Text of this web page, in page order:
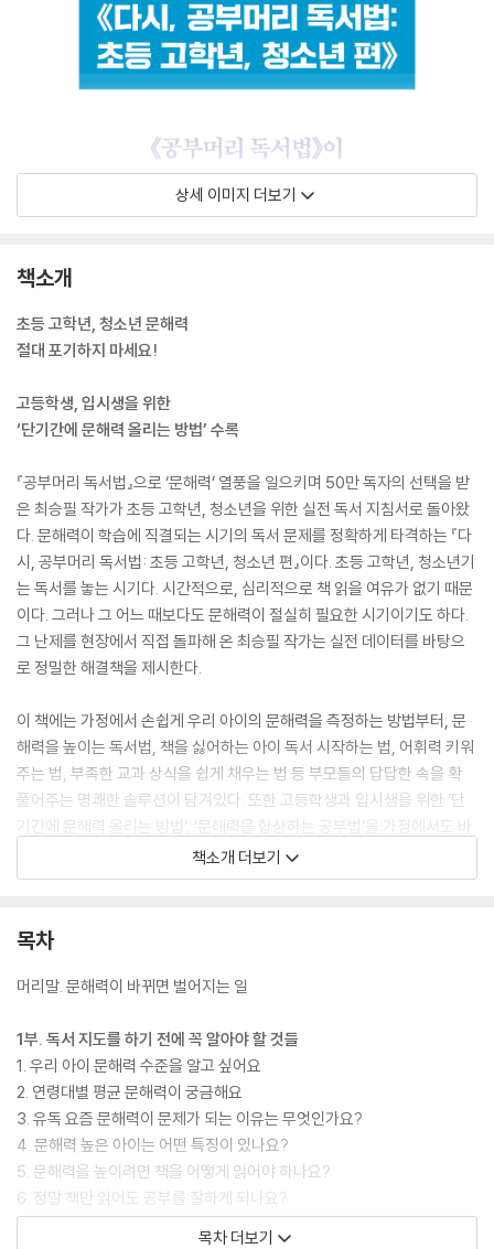
상세 이미지 더보기
책소개
초등 고학년, 청소년 문해력
절대 포기하지 마세요!
고등학생, 입시생을 위한
‘단기간에 문해력 올리는 방법’ 수록
『공부머리 독서법』으로 ‘문해력’ 열풍을 일으키며 50만 독자의 선택을 받
은 최승필 작가가 초등 고학년, 청소년을 위한 실전 독서 지침서로 돌아왔
다. 문해력이 학습에 직결되는 시기의 독서 문제를 정확하게 타격하는 『다
시, 공부머리 독서법: 초등 고학년, 청소년 편』이다. 초등 고학년, 청소년기
는 독서를 놓는 시기다. 시간적으로, 심리적으로 책 읽을 여유가 없기 때문
이다. 그러나 그 어느 때보다도 문해력이 절실히 필요한 시기이기도 하다.
그 난제를 현장에서 직접 돌파해 온 최승필 작가는 실전 데이터를 바탕으
로 정밀한 해결책을 제시한다.
이 책에는 가정에서 손쉽게 우리 아이의 문해력을 측정하는 방법부터, 문
해력을 높이는 독서법, 책을 싫어하는 아이 독서 시작하는 법, 어휘력 키워
주는 법, 부족한 교과 상식을 쉽게 채우는 법 등 부모들의 답답한 속을 확
풀어주는 명쾌한 솔루션이 담겨있다. 또한 고등학생과 입시생을 위한 ‘단
기간에 문해력 올리는 방법’, ‘문해력을 향상하는 공부법’을 가정에서도 바
로 적용할 수 있도록 상세한 프로그램을 소개한다.
이가 학습 의지를 갖게 되었을 때는 이야기가 완전히 달라진다. 얼마나 높
더군다나 유튜브와 숏폼에 중독된 시대에는 문해력의 격차가 실력의 격차
이가 꿈을 이루는 데 낮은 문해력이 걸림돌이 되지 않게 해주는 가장 현실
적인 해법이 될 것이다.
책소개 더보기
목차
머리말. 문해력이 바뀌면 벌어지는 일
1부. 독서 지도를 하기 전에 꼭 알아야 할 것들
1. 우리 아이 문해력 수준을 알고 싶어요
2. 연령대별 평균 문해력이 궁금해요
3. 유독 요즘 문해력이 문제가 되는 이유는 무엇인가요?
4. 문해력 높은 아이는 어떤 특징이 있나요?
5. 문해력을 높이려면 책을 어떻게 읽어야 하나요?
6. 정말 책만 읽어도 공부를 잘하게 되나요?
7. 문해력을 끌어올리는 공부법도 있나요?
목차 더보기